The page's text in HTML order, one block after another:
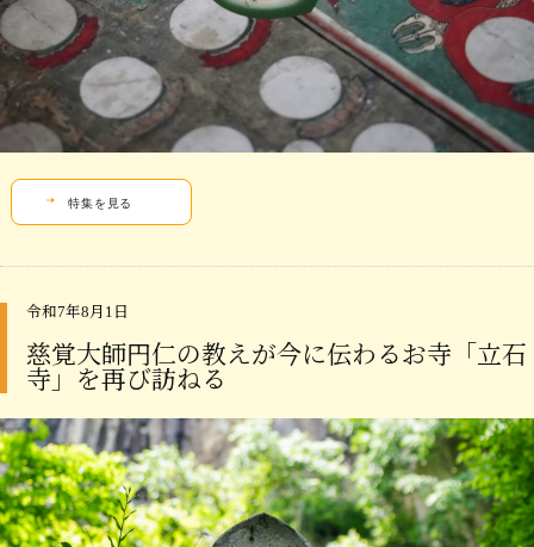
特集を見る
令和7年8月1日
慈覚大師円仁の教えが今に伝わるお寺「立石
寺」を再び訪ねる